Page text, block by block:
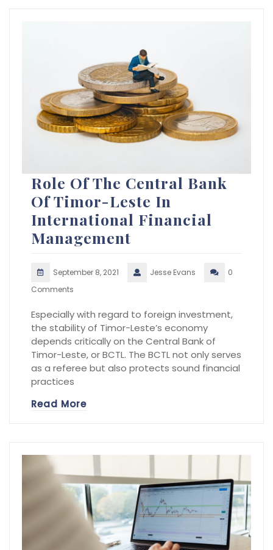
Role Of The Central Bank
Of Timor-Leste In
International Financial
Management
September 8, 2021 Jesse Evans
0
Comments
Especially with regard to foreign investment,
the stability of Timor-Leste’s economy
depends critically on the Central Bank of
Timor-Leste, or BCTL. The BCTL not only serves
as a referee but also protects sound financial
practices
Read More